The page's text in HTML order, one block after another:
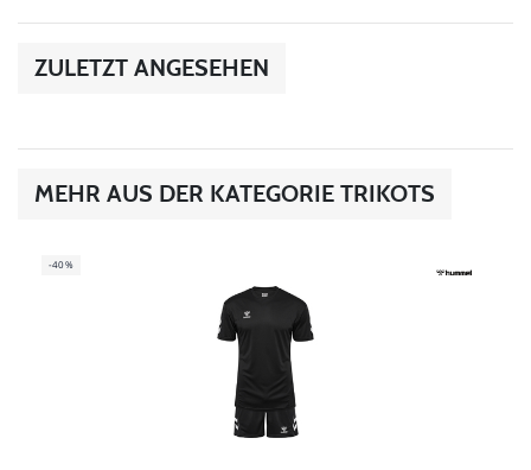
ZULETZT ANGESEHEN
MEHR AUS DER KATEGORIE TRIKOTS
-40%